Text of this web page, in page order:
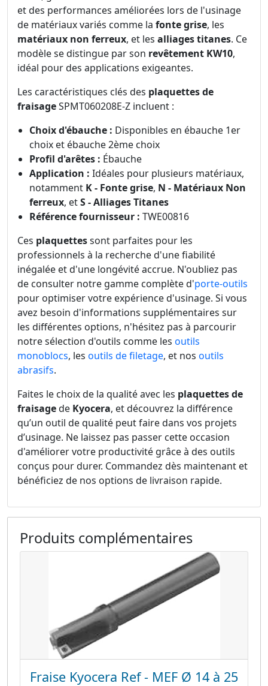
et des performances améliorées lors de l'usinage
de matériaux variés comme la fonte grise, les
matériaux non ferreux, et les alliages titanes. Ce
modèle se distingue par son revêtement KW10,
idéal pour des applications exigeantes.
Les caractéristiques clés des plaquettes de
fraisageSPMT060208E-Z incluent :
Choix d'ébauche : Disponibles en ébauche 1er
choix et ébauche 2ème choix
Profil d'arêtes : Ébauche
Application : Idéales pour plusieurs matériaux,
notamment K - Fonte grise, N - Matériaux Non
ferreux, etS - Alliages Titanes
Référence fournisseur : TWE00816
Ces plaquettessont parfaites pour les
professionnels à la recherche d'une fiabilité
inégalée et d'une longévité accrue. N'oubliez pas
de consulter notre gamme complète d'porte-outils
pour optimiser votre expérience d'usinage. Si vous
avez besoin d'informations supplémentaires sur
les différentes options, n'hésitez pas à parcourir
notre sélection d'outils comme les outils
monoblocs, les outils de filetage, et nos outils
abrasifs.
Faites le choix de la qualité avec les plaquettes de
fraisagede Kyocera, et découvrez la différence
qu’un outil de qualité peut faire dans vos projets
d’usinage. Ne laissez pas passer cette occasion
d'améliorer votre productivité grâce à des outils
conçus pour durer. Commandez dès maintenant et
bénéficiez de nos options de livraison rapide.
Produits complémentaires
Fraise Kyocera Ref - MEF Ø 14 à 25